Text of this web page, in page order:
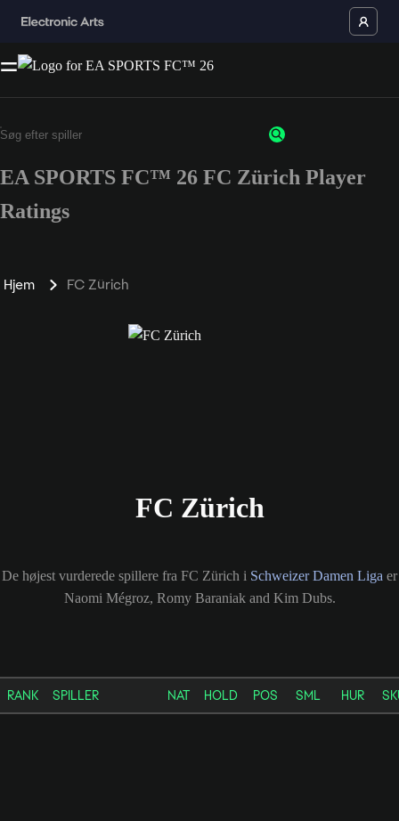
EA SPORTS FC™ 26 FC Zürich Player
Ratings
Hjem FC Zürich
FC Zürich
De højest vurderede spillere fra FC Zürich i Schweizer Damen Liga er
Naomi Mégroz, Romy Baraniak and Kim Dubs.
RANK SPILLER NAT HOLD POS SML HUR